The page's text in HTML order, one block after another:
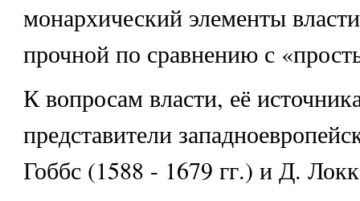
монархический элементы
прочной по сравнению с
К вопросам власти, её
представители
Гоббс (1588 - 1679 гг.) и Д.